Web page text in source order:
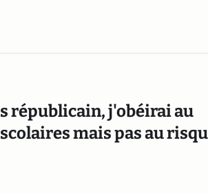
républicain, j'obéirai au
mais pas au